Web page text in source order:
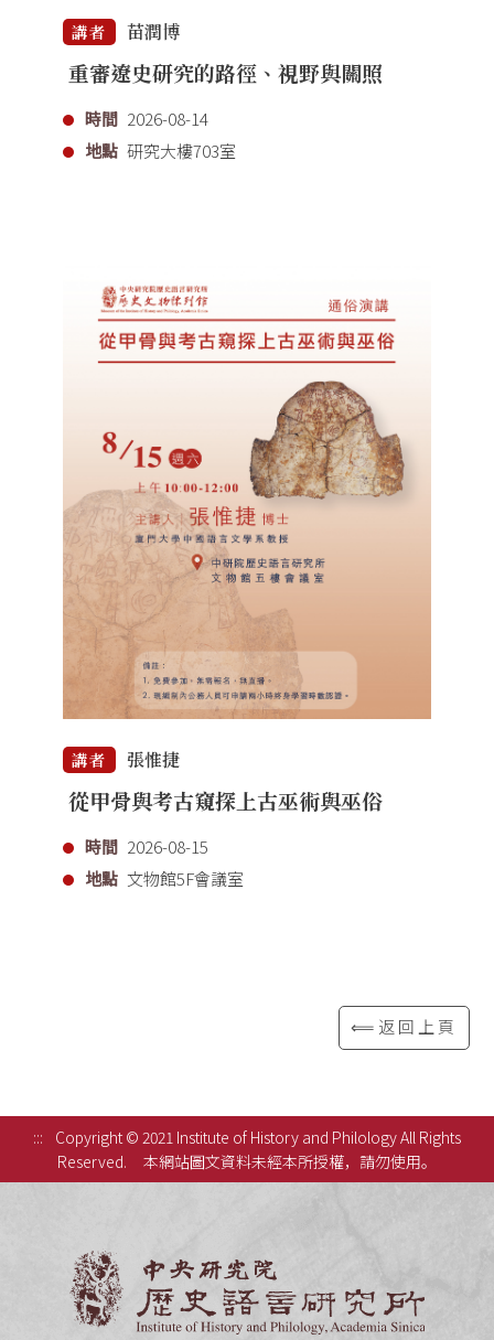
講者 苗潤博
重審遼史研究的路徑、視野與關照
時間 2026-08-14
地點 研究大樓703室
講者 張惟捷
從甲骨與考古窺探上古巫術與巫俗
時間 2026-08-15
地點 文物館5F會議室
⟸返回上頁
:::
Copyright © 2021 Institute of History and Philology All Rights
Reserved.
本網站圖文資料未經本所授權，請勿使用。